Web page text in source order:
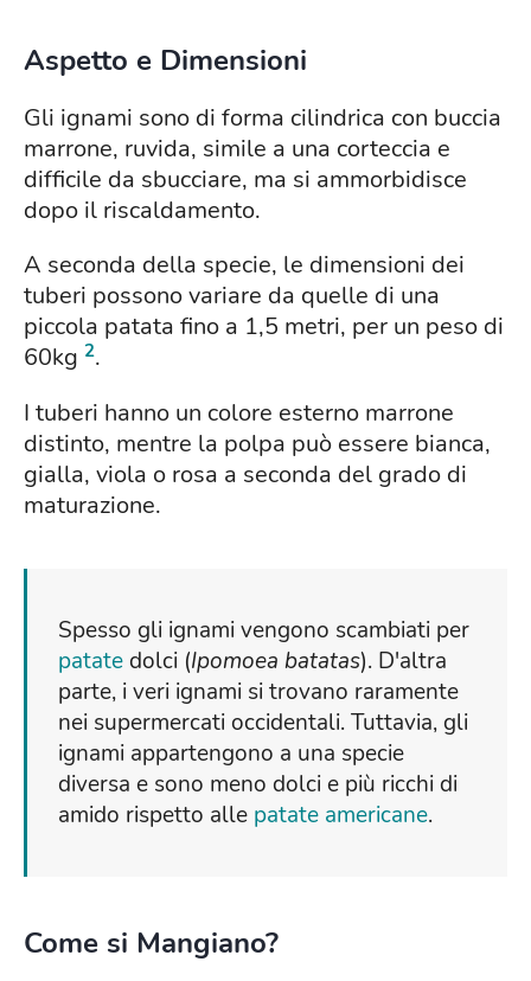
Aspetto e Dimensioni
Gli ignami sono di forma cilindrica con buccia
marrone, ruvida, simile a una corteccia e
difficile da sbucciare, ma si ammorbidisce
dopo il riscaldamento.
A seconda della specie, le dimensioni dei
tuberi possono variare da quelle di una
piccola patata fino a 1,5 metri, per un peso di
60kg 2.
I tuberi hanno un colore esterno marrone
distinto, mentre la polpa può essere bianca,
gialla, viola o rosa a seconda del grado di
maturazione.
Spesso gli ignami vengono scambiati per
patate dolci (Ipomoea batatas). D'altra
parte, i veri ignami si trovano raramente
nei supermercati occidentali. Tuttavia, gli
ignami appartengono a una specie
diversa e sono meno dolci e più ricchi di
amido rispetto alle patate americane.
Come si Mangiano?